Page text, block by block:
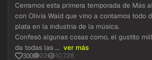
Cerramos esta primera temporada de Más
con Olivia Wald que vino a contarnos todo
plata en la industria de la música.
Confesó algunas cosas como, el gustito
da todas las ... ver más
300 22 10,728